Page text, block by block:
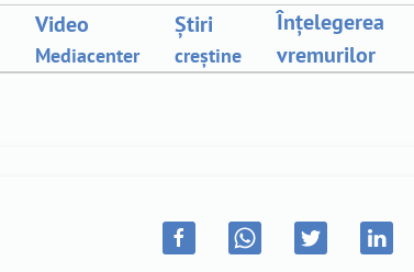
Video
Mediacenter
Știri
creștine
Înțelegerea
vremurilor